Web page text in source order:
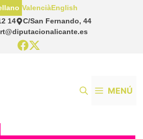
14
C/San Fernando, 44
ValenciàEnglish
MENÚ